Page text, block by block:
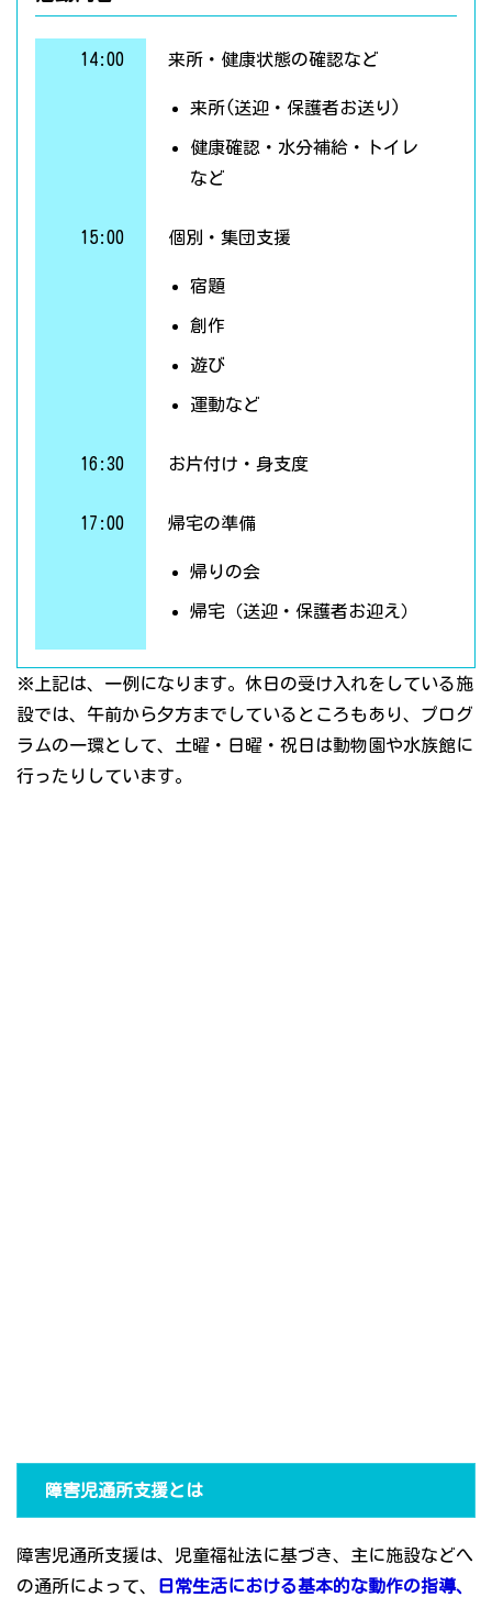
14:00 来所・健康状態の確認など
来所(送迎・保護者お送り)
健康確認・水分補給・トイレ
など
15:00 個別・集団支援
宿題
創作
遊び
運動など
16:30 お片付け・身支度
17:00 帰宅の準備
帰りの会
帰宅（送迎・保護者お迎え）
※上記は、一例になります。休日の受け入れをしている施
設では、午前から夕方までしているところもあり、プログ
ラムの一環として、土曜・日曜・祝日は動物園や水族館に
行ったりしています。
障害児通所支援とは
障害児通所支援は、児童福祉法に基づき、主に施設などへ
の通所によって、
日常生活における基本的な動作の指導、